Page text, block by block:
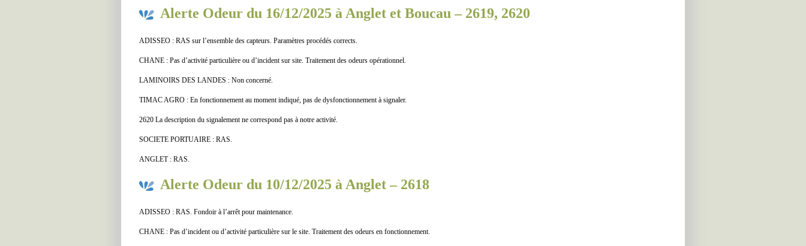
Alerte Odeur du 16/12/2025 à Anglet et Boucau – 2619, 2620
ADISSEO : RAS sur l’ensemble des capteurs. Paramètres procédés corrects.
CHANE : Pas d’activité particulière ou d’incident sur site. Traitement des odeurs opérationnel.
LAMINOIRS DES LANDES : Non concerné.
TIMAC AGRO : En fonctionnement au moment indiqué, pas de dysfonctionnement à signaler.
2620 La description du signalement ne correspond pas à notre activité.
SOCIETE PORTUAIRE : RAS.
ANGLET : RAS.
Alerte Odeur du 10/12/2025 à Anglet – 2618
ADISSEO : RAS. Fondoir à l’arrêt pour maintenance.
CHANE : Pas d’incident ou d’activité particulière sur le site. Traitement des odeurs en fonctionnement.